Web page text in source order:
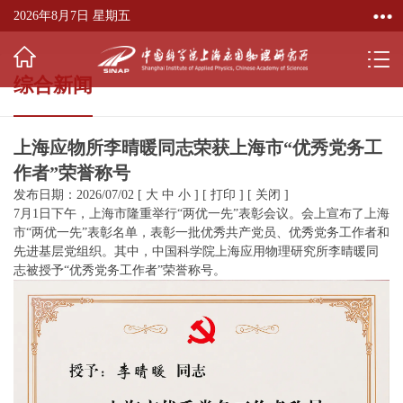
2026年8月7日 星期五
综合新闻
上海应物所李晴暖同志荣获上海市“优秀党务工
作者”荣誉称号
发布日期：2026/07/02 [ 大 中 小 ] [ 打印 ] [ 关闭 ]
7月1日下午，上海市隆重举行“两优一先”表彰会议。会上宣布了上海
市“两优一先”表彰名单，表彰一批优秀共产党员、优秀党务工作者和
先进基层党组织。其中，中国科学院上海应用物理研究所李晴暖同
志被授予“优秀党务工作者”荣誉称号。